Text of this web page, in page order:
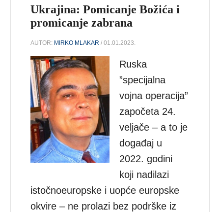
Ukrajina: Pomicanje Božića i
promicanje zabrana
AUTOR: MIRKO MLAKAR / 01.01.2023.
Ruska
”specijalna
vojna operacija”
započeta 24.
veljače – a to je
događaj u
2022. godini
koji nadilazi
istočnoeuropske i uopće europske
okvire – ne prolazi bez podrške iz